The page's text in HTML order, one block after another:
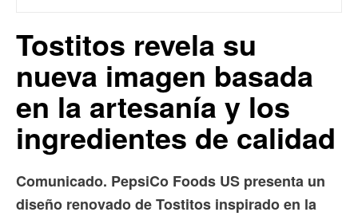
Tostitos revela su
nueva imagen basada
en la artesanía y los
ingredientes de calidad
Comunicado. PepsiCo Foods US presenta un
diseño renovado de Tostitos inspirado en la